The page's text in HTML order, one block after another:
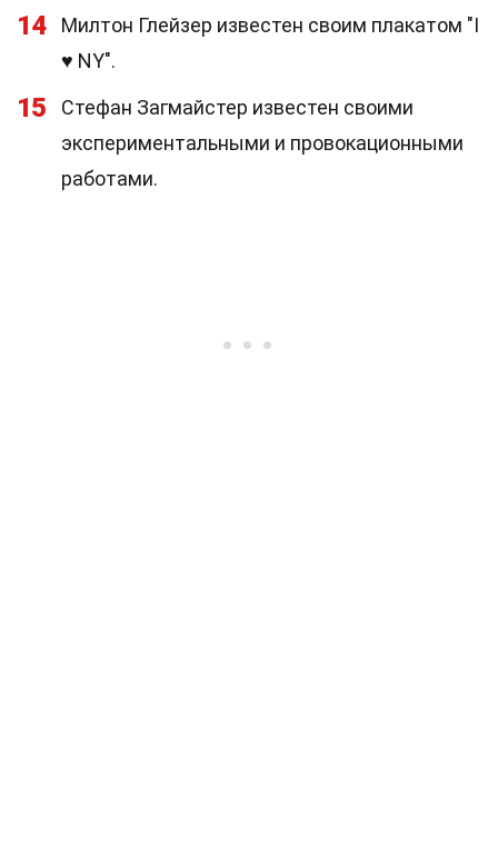
14
Милтон Глейзер известен своим плакатом "I
♥ NY".
15
Стефан Загмайстер известен своими
экспериментальными и провокационными
работами.